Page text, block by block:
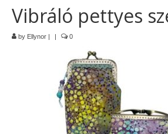
Főoldal
Akciós termékek
Táskák
Neszeszerek
Vibráló pettyes
by Ellynor | | 0